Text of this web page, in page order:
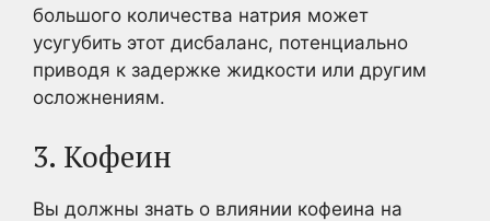
большого количества натрия может
усугубить этот дисбаланс, потенциально
приводя к задержке жидкости или другим
осложнениям.
3. Кофеин
Вы должны знать о влиянии кофеина на